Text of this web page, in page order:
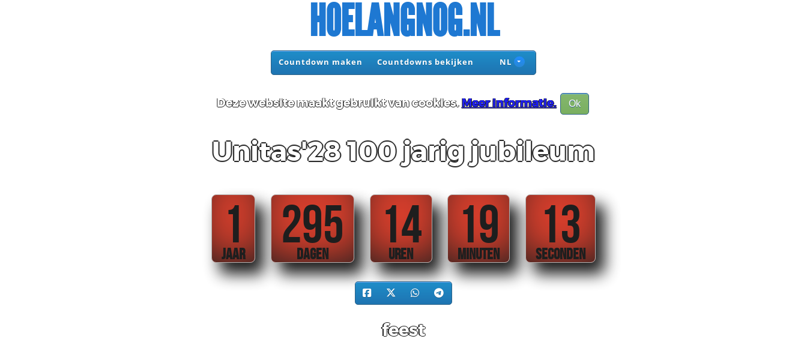
HOELANGNOG.NL
Countdown maken Countdowns bekijken NL
Deze website maakt gebruikt van cookies.Meer informatie. Ok
Unitas'28 100 jarig jubileum
1
JAAR
295
DAGEN
14
UREN
19
MINUTEN
13
SECONDEN
feest